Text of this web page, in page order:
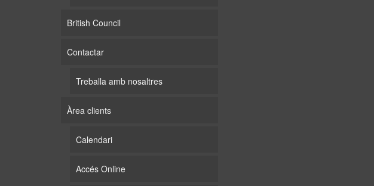
British Council
Contactar
Treballa amb nosaltres
Àrea clients
Calendari
Accés Online